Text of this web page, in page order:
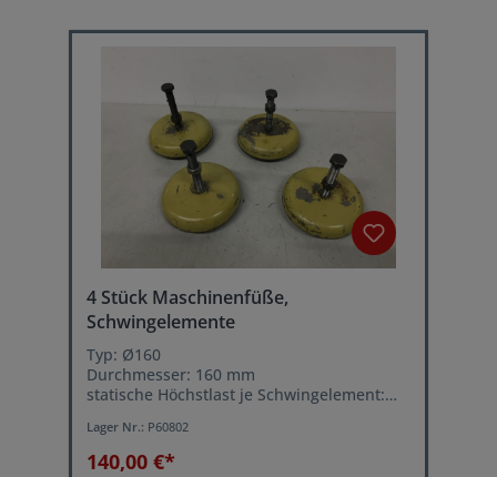
4 Stück Maschinenfüße,
Schwingelemente
Typ: Ø160
Durchmesser: 160 mm
statische Höchstlast je Schwingelement:
Leichtes ausrichten der Maschine über
Stellschraube
Lager Nr.: P60802
140,00 €*